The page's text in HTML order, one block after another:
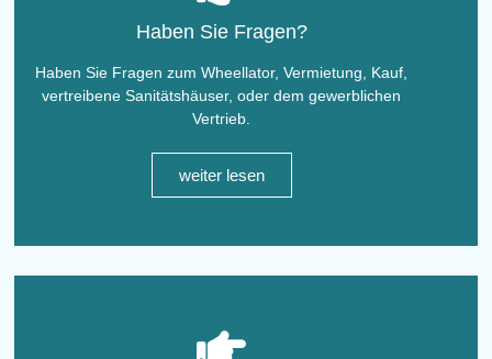
Haben Sie Fragen?
Haben Sie Fragen zum Wheellator, Vermietung, Kauf,
vertreibene Sanitätshäuser, oder dem gewerblichen
Vertrieb.
weiter lesen